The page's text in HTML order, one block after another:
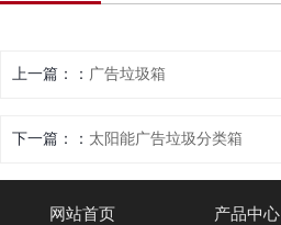
上一篇： 广告垃圾箱
下一篇： 太阳能广告垃圾分类箱
网站首页 产品中心